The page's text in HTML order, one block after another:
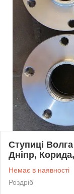
Ступиці
Дніпр,
Немає в наявності
Роздріб